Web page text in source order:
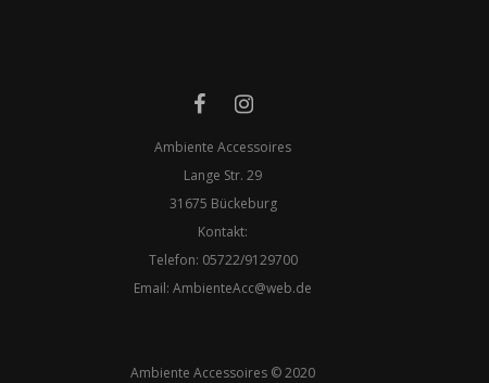
Ambiente Accessoires
Lange Str. 29
31675 Bückeburg
Kontakt:
Telefon: 05722/9129700
​Email: AmbienteAcc@web.de
Ambiente Accessoires © 2020